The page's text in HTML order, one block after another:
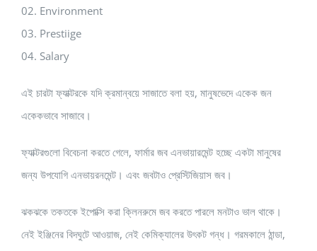
02. Environment
03. Prestiige
04. Salary
এই চারটা ফ্যাক্টরকে যদি ক্রমান্বয়ে সাজাতে বলা হয়, মানুষভেদে একেক জন
একেকভাবে সাজাবে।
ফ্যাক্টরগুলো বিবেচনা করতে গেলে, ফার্মার জব এনভায়ারমেন্ট হচ্ছে একটা মানুষের
জন্য উপযোগি এনভায়রনমেন্ট। এবং জবটাও প্রেস্টিজিয়াস জব।
ঝকঝকে তকতকে ইপোক্সি করা ক্লিনরুমে জব করতে পারলে মনটাও ভাল থাকে।
নেই ইঞ্জিনের বিদঘুটে আওয়াজ, নেই কেমিক্যালের উৎকট গন্ধ। গরমকালে ঠান্ডা,